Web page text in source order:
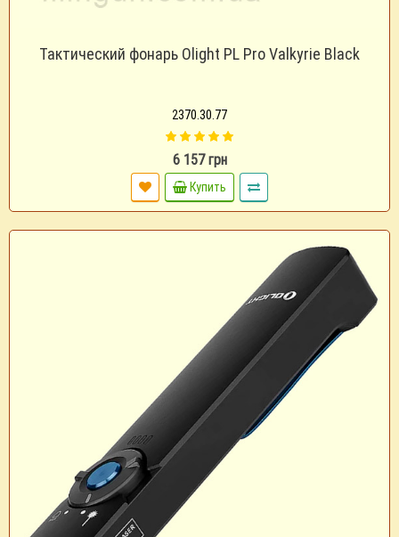
Тактический фонарь Olight PL Pro Valkyrie Black
2370.30.77
6 157 грн
Купить